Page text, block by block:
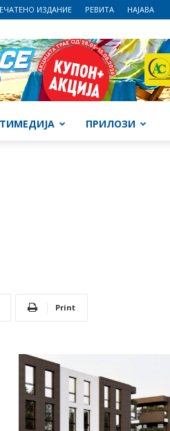
ИЗДАНИЕ РЕВИТА НАЈАВА
ПРИЛОЗИ
Print